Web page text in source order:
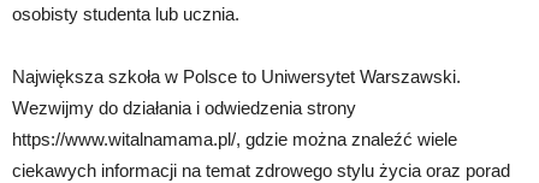
osobisty studenta lub ucznia.
Największa szkoła w Polsce to Uniwersytet Warszawski.
Wezwijmy do działania i odwiedzenia strony
https://www.witalnamama.pl/, gdzie można znaleźć wiele
ciekawych informacji na temat zdrowego stylu życia oraz porad